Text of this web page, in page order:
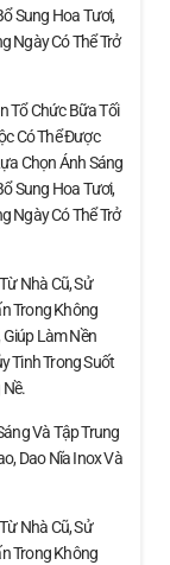
Sung Hoa Tươi,
Ngày Có Thể Trở
Tổ Chức Bữa Tối
Có Thể Được
Chọn Ánh Sáng
Sung Hoa Tươi,
Ngày Có Thể Trở
Nhà Cũ, Sử
Trong Không
Giúp Làm Nền
Tinh Trong Suốt
Và Tập Trung
Dao Nĩa Inox Và
Nhà Cũ, Sử
Trong Không